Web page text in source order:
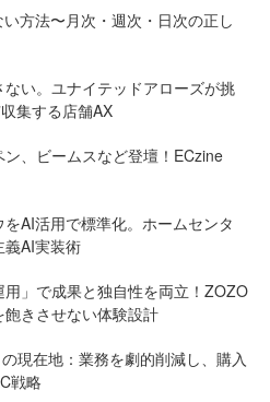
方法〜月次・週次・日次の正し
ない。ユナイテッドアローズが挑
集する店舗AX
ン、ビームスなど登壇！ECzine
AI活用で標準化。ホームセンタ
義AI実装術
用」で成果と独自性を両立！ZOZO
きさせない体験設計
現在地：業務を劇的削減し、購入
戦略